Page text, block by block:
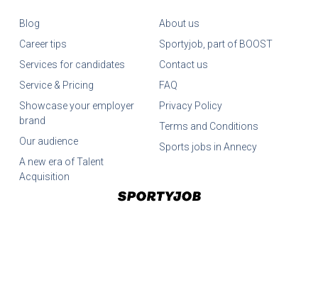
Blog
Career tips
Services for candidates
Service & Pricing
Showcase your employer
brand
Our audience
A new era of Talent
Acquisition
About us
Sportyjob, part of BOOST
Contact us
FAQ
Privacy Policy
Terms and Conditions
Sports jobs in Annecy